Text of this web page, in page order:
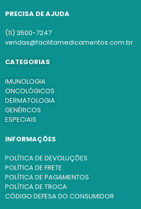
PRECISA DE AJUDA
(11) 3500-7247
vendas@facilitamedicamentos.com.br
CATEGORIAS
IMUNOLOGIA
ONCOLÓGICOS
DERMATOLOGIA
GENÉRICOS
ESPECIAIS
INFORMAÇÕES
POLÍTICA DE DEVOLUÇÕES
POLÍTICA DE FRETE
POLÍTICA DE PAGAMENTOS
POLÍTICA DE TROCA
CÓDIGO DEFESA DO CONSUMIDOR